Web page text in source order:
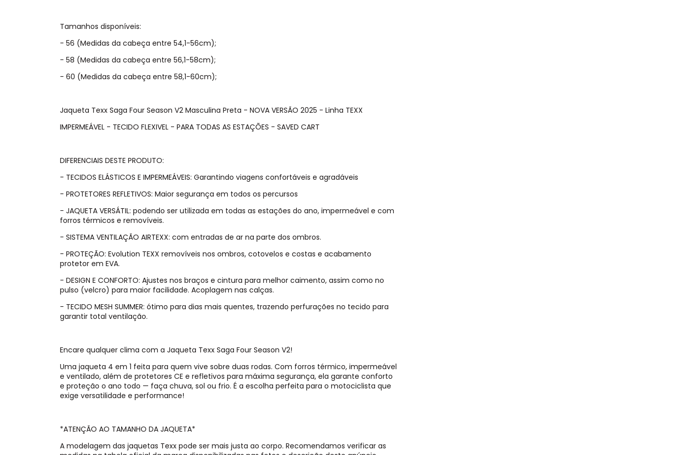
Tamanhos disponíveis:
- 56 (Medidas da cabeça entre 54,1-56cm);
- 58 (Medidas da cabeça entre 56,1-58cm);
- 60 (Medidas da cabeça entre 58,1-60cm);
Jaqueta Texx Saga Four Season V2 Masculina Preta - NOVA VERSÃO 2025 - Linha TEXX
IMPERMEÁVEL - TECIDO FLEXIVEL - PARA TODAS AS ESTAÇÕES - SAVED CART
DIFERENCIAIS DESTE PRODUTO:
- TECIDOS ELÁSTICOS E IMPERMEÁVEIS: Garantindo viagens confortáveis e agradáveis
- PROTETORES REFLETIVOS: Maior segurança em todos os percursos
- JAQUETA VERSÁTIL: podendo ser utilizada em todas as estações do ano, impermeável e com
forros térmicos e removíveis.
- SISTEMA VENTILAÇÃO AIRTEXX: com entradas de ar na parte dos ombros.
- PROTEÇÃO: Evolution TEXX removíveis nos ombros, cotovelos e costas e acabamento
protetor em EVA.
- DESIGN E CONFORTO: Ajustes nos braços e cintura para melhor caimento, assim como no
pulso (velcro) para maior facilidade. Acoplagem nas calças.
- TECIDO MESH SUMMER: ótimo para dias mais quentes, trazendo perfurações no tecido para
garantir total ventilação.
Encare qualquer clima com a Jaqueta Texx Saga Four Season V2!
Uma jaqueta 4 em 1 feita para quem vive sobre duas rodas. Com forros térmico, impermeável
e ventilado, além de protetores CE e refletivos para máxima segurança, ela garante conforto
e proteção o ano todo — faça chuva, sol ou frio. É a escolha perfeita para o motociclista que
exige versatilidade e performance!
*ATENÇÃO AO TAMANHO DA JAQUETA*
A modelagem das jaquetas Texx pode ser mais justa ao corpo. Recomendamos verificar as